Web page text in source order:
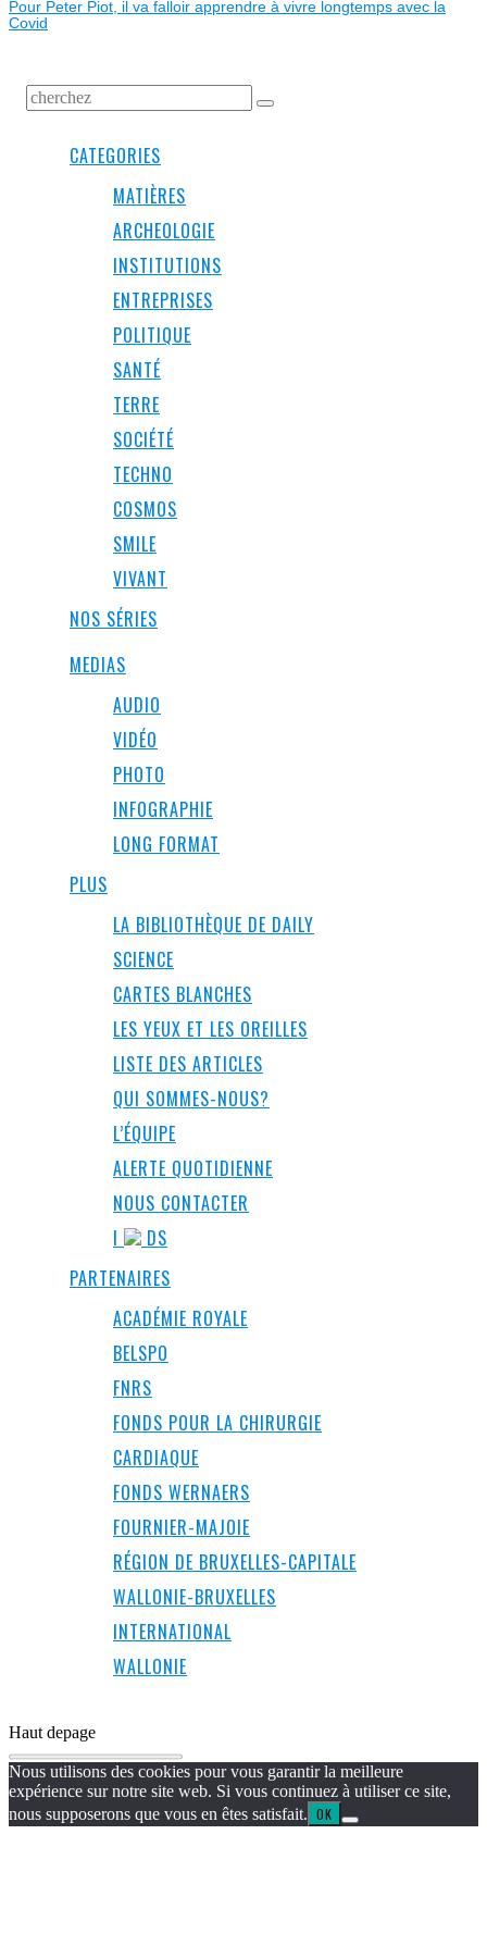
Pour Peter Piot, il va falloir apprendre à vivre longtemps avec la
Covid
CATEGORIES
MATIÈRES
ARCHEOLOGIE
INSTITUTIONS
ENTREPRISES
POLITIQUE
SANTÉ
TERRE
SOCIÉTÉ
TECHNO
COSMOS
SMILE
VIVANT
NOS SÉRIES
MEDIAS
AUDIO
VIDÉO
PHOTO
INFOGRAPHIE
LONG FORMAT
PLUS
LA BIBLIOTHÈQUE DE DAILY
SCIENCE
CARTES BLANCHES
LES YEUX ET LES OREILLES
LISTE DES ARTICLES
QUI SOMMES-NOUS?
L’ÉQUIPE
ALERTE QUOTIDIENNE
NOUS CONTACTER
I
DS
PARTENAIRES
ACADÉMIE ROYALE
BELSPO
FNRS
FONDS POUR LA CHIRURGIE
CARDIAQUE
FONDS WERNAERS
FOURNIER-MAJOIE
RÉGION DE BRUXELLES-CAPITALE
WALLONIE-BRUXELLES
INTERNATIONAL
WALLONIE
Haut depage
Nous utilisons des cookies pour vous garantir la meilleure
expérience sur notre site web. Si vous continuez à utiliser ce site,
nous supposerons que vous en êtes satisfait. OK